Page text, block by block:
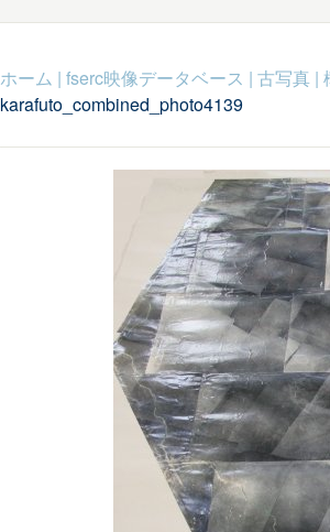
ホーム | fserc映像データベース | 古写真|
karafuto_combined_photo4139